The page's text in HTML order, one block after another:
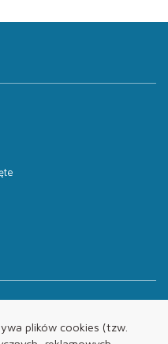
plików cookies (tzw.